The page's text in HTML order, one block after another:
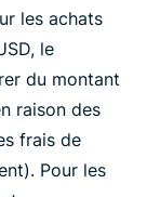
les achats
le
du montant
raison des
frais de
Pour les